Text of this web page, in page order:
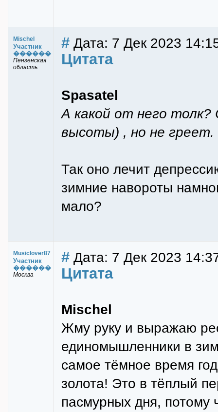
Mischel
Участник
������
Пензенская
область
# Дата: 7 Дек 2023
Цитата
Spasatel
А какой от него толк?
высоты) , но не греет.
Так оно лечит
зимние навороты
мало?
Musiclover87
Участник
������
Москва
# Дата: 7 Дек 2023
Цитата
Mischel
Жму руку и выражаю
единомышленники в
самое тёмное время
золота! Это в тёплый
пасмурных дня, потому